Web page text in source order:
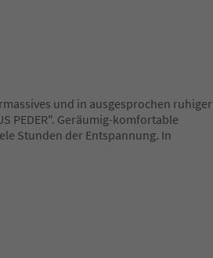
und in ausgesprochen ruhiger
PEDER". Geräumig-komfortable
Stunden der Entspannung. In